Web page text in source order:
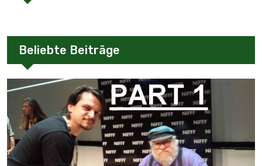
Beliebte Beiträge